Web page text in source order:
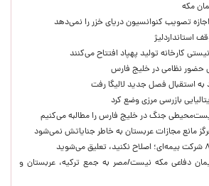
تصویب کنوانسیون دریای خزر را نمی‌دهد
استانداردلیژ
کارخانه تولید پهپاد افتتاح می‌کنند
حضور نظامی در خلیج فارس
به استقبال فصل جدید لالیگا رفت
بازرسی مرزی وضع کرد
جنگ در خلیج فارس را مطالبه‌ می‌کنیم
مانع مجازات عربستان به خاطر جنایاتش نمی‌شود
دفاعی مکه نیست/مصر به جمع ترکیه، عربستان و